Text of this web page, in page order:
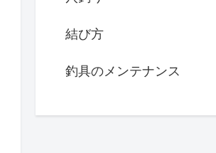
結び方
釣具のメンテナンス